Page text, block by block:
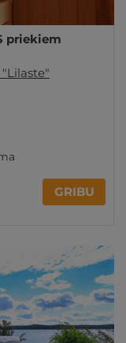
priekiem
GRIBU